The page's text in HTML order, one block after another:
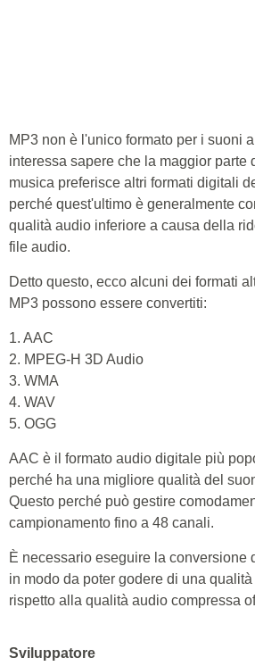
MP3 non è l'unico formato per i suoni
interessa sapere che la maggior parte
musica preferisce altri formati digitali
perché quest'ultimo è generalmente
qualità audio inferiore a causa della
file audio.
Detto questo, ecco alcuni dei formati
MP3 possono essere convertiti:
1. AAC
2. MPEG-H 3D Audio
3. WMA
4. WAV
5. OGG
AAC è il formato audio digitale più
perché ha una migliore qualità del
Questo perché può gestire
campionamento fino a 48 canali.
È necessario eseguire la conversione
in modo da poter godere di una
rispetto alla qualità audio compressa
Sviluppatore